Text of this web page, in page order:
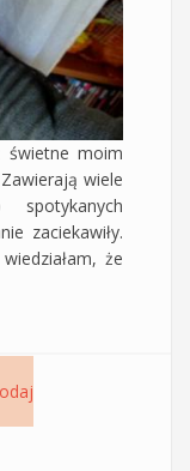
świetne moim
wiele
zaciekawiły.
że
Chronos Treat